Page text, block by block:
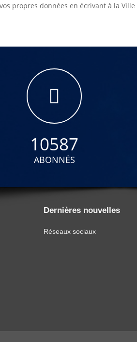
propres données en écrivant à la
10587
ABONNÉS
Dernières nouvelles
Réseaux sociaux